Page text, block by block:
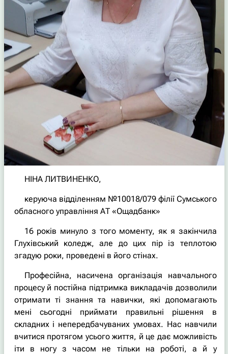
НІНА ЛИТВИНЕНКО,
керуюча відділенням №10018/079 філії Сумського
обласного управління АТ «Ощадбанк»
16 років минуло з того моменту, як я закінчила
Глухівський коледж, але до цих пір із теплотою
згадую роки, проведені в його стінах.
Професійна, насичена організація навчального
процесу й постійна підтримка викладачів дозволили
отримати ті знання та навички, які допомагають
мені сьогодні приймати правильні рішення в
складних і непередбачуваних умовах. Нас навчили
вчитися протягом усього життя, й це дає можливість
іти в ногу з часом не тільки на роботі, а й у